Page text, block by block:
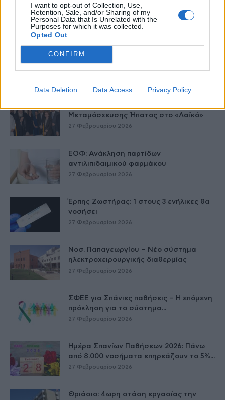
I want to opt-out of Collection, Use,
Retention, Sale, and/or Sharing of my
Personal Data that Is Unrelated with the
Purposes for which it was collected.
Opted Out
CONFIRM
Data Deletion Data Access Privacy Policy
Γεωργιάδης: Πολλαπλά οφέλη από τη
συνεργασία δημοσίου και ιδιωτικού
τομέα
Παράρτημα του Παίδων “Αγία Σοφία”
Μεταμόσχευσης Ήπατος στο «Λαϊκό»
27 Φεβρουαρίου 2026
ΕΟΦ: Ανάκληση παρτίδων
αντιλιπιδαιμικού φαρμάκου
27 Φεβρουαρίου 2026
Έρπης Ζωστήρας: 1 στους 3 ενήλικες θα
νοσήσει
27 Φεβρουαρίου 2026
Νοσ. Παπαγεωργίου – Νέο σύστημα
ηλεκτροχειρουργικής διαθερμίας
27 Φεβρουαρίου 2026
ΣΦΕΕ για Σπάνιες παθήσεις – Η επόμενη
πρόκληση για το σύστημα...
27 Φεβρουαρίου 2026
Ημέρα Σπανίων Παθήσεων 2026: Πάνω
από 8.000 νοσήματα επηρεάζουν το 5%...
27 Φεβρουαρίου 2026
Θριάσιο: 4ωρη στάση εργασίας την